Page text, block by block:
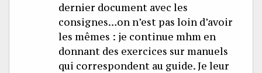
dernier document avec les
consignes…on n’est pas loin d’avoir
les mêmes : je continue mhm en
donnant des exercices sur manuels
qui correspondent au guide. Je leur